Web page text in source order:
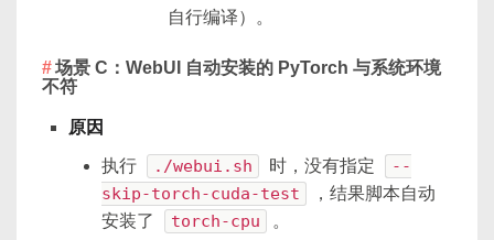
自行编译）。
场景 C：WebUI 自动安装的 PyTorch 与系统环境
不符
原因
执行 ./webui.sh 时，没有指定
--
skip-torch-cuda-test
，结果脚本自动
安装了
torch-cpu
。